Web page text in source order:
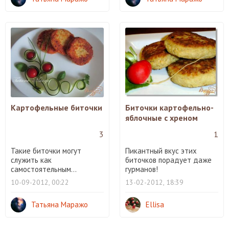
Картофельные биточки
3
Такие биточки могут
служить как
самостоятельным...
10-09-2012, 00:22
Татьяна Маражо
Биточки картофельно-
яблочные с хреном
1
Пикантный вкус этих
биточков порадует даже
гурманов!
13-02-2012, 18:39
Ellisa